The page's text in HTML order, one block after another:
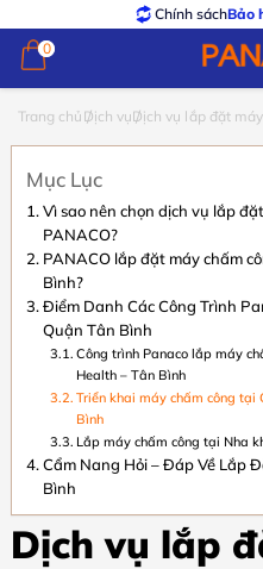
Chính sáchBảo hành
0
0
Trang chủ Dịch vụDịch vụ lắp đặt
Mục Lục
Vì sao nên chọn dịch vụ lắp
PANACO?
PANACO lắp đặt máy chấm
Bình?
Điểm Danh Các Công Trình
Quận Tân Bình
Công trình Panaco lắp máy
Health – Tân Bình
Triển khai máy chấm công tại
Bình
Lắp máy chấm công tại Nha
Cẩm Nang Hỏi – Đáp Về Lắp
Bình
Dịch vụ lắp